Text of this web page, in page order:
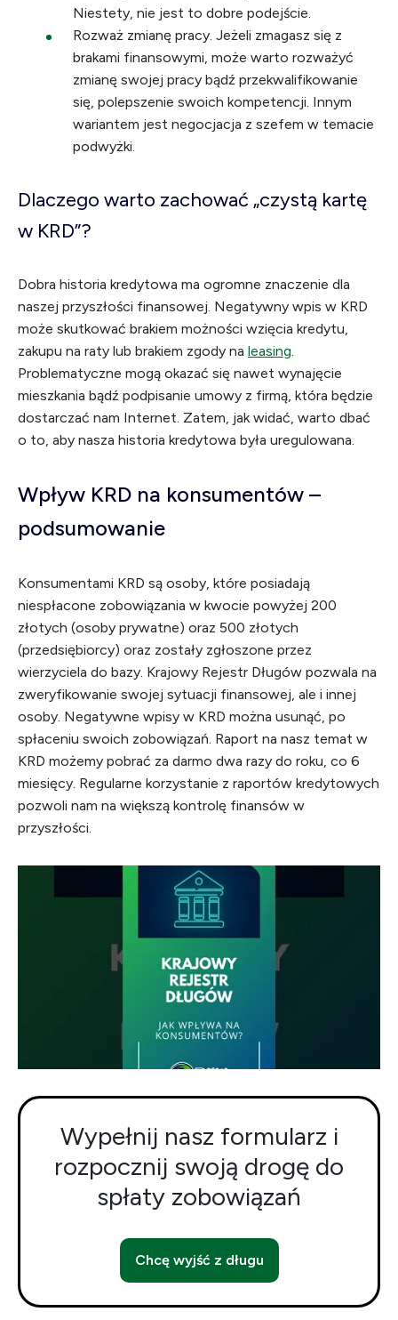
Niestety, nie jest to dobre podejście.
Rozważ zmianę pracy. Jeżeli zmagasz się z
brakami finansowymi, może warto rozważyć
zmianę swojej pracy bądź przekwalifikowanie
się, polepszenie swoich kompetencji. Innym
wariantem jest negocjacja z szefem w temacie
podwyżki.
Dlaczego warto zachować „czystą kartę
w KRD”?
Dobra historia kredytowa ma ogromne znaczenie dla
naszej przyszłości finansowej. Negatywny wpis w KRD
może skutkować brakiem możności wzięcia kredytu,
zakupu na raty lub brakiem zgody na leasing.
Problematyczne mogą okazać się nawet wynajęcie
mieszkania bądź podpisanie umowy z firmą, która będzie
dostarczać nam Internet. Zatem, jak widać, warto dbać
o to, aby nasza historia kredytowa była uregulowana.
Wpływ KRD na konsumentów –
podsumowanie
Konsumentami KRD są osoby, które posiadają
niespłacone zobowiązania w kwocie powyżej 200
złotych (osoby prywatne) oraz 500 złotych
(przedsiębiorcy) oraz zostały zgłoszone przez
wierzyciela do bazy. Krajowy Rejestr Długów pozwala na
zweryfikowanie swojej sytuacji finansowej, ale i innej
osoby. Negatywne wpisy w KRD można usunąć, po
spłaceniu swoich zobowiązań. Raport na nasz temat w
KRD możemy pobrać za darmo dwa razy do roku, co 6
miesięcy. Regularne korzystanie z raportów kredytowych
pozwoli nam na większą kontrolę finansów w
przyszłości.
Wypełnij nasz formularz i
rozpocznij swoją drogę do
spłaty zobowiązań
Chcę wyjść z długu